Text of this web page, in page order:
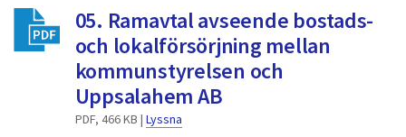
att
välja
något
av
05. Ramavtal avseende bostads-
och lokalförsörjning mellan
kommunstyrelsen och
Uppsalahem AB
PDF, 466 KB | Lyssna